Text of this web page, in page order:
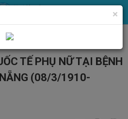
y tế
TẾ PHỤ NỮ TẠI BỆNH
(08/3/1910-
×